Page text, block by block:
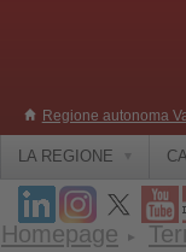
Regione autonoma
LA REGIONE
Homepage